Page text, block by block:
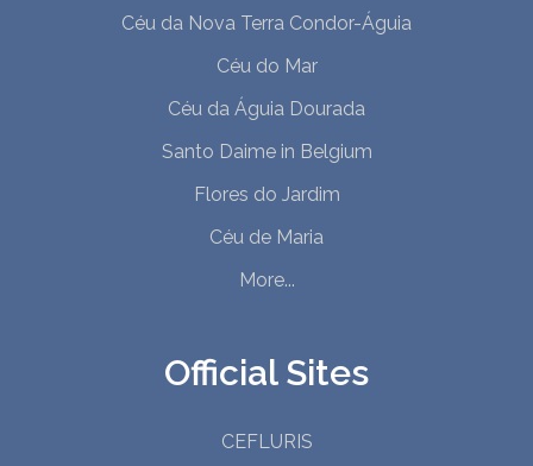
Céu da Nova Terra Condor-Águia
Céu do Mar
Céu da Águia Dourada
Santo Daime in Belgium
Flores do Jardim
Céu de Maria
More...
Official Sites
CEFLURIS